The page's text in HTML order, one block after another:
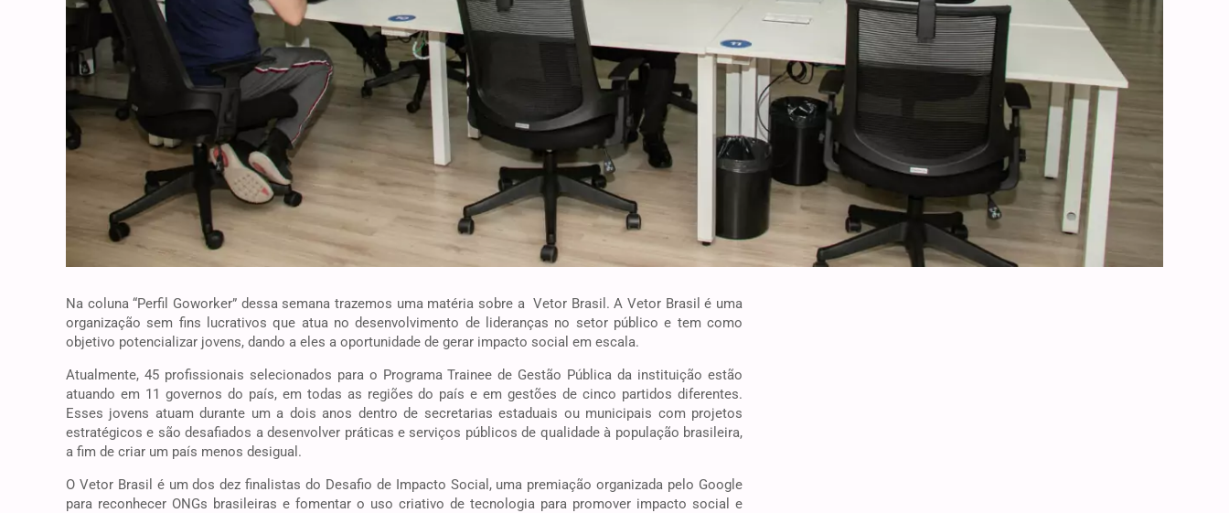
Na coluna “Perfil Goworker” dessa semana trazemos uma matéria sobre a Vetor Brasil. A Vetor Brasil é uma
organização sem fins lucrativos que atua no desenvolvimento de lideranças no setor público e tem como
objetivo potencializar jovens, dando a eles a oportunidade de gerar impacto social em escala.
Atualmente, 45 profissionais selecionados para o Programa Trainee de Gestão Pública da instituição estão
atuando em 11 governos do país, em todas as regiões do país e em gestões de cinco partidos diferentes.
Esses jovens atuam durante um a dois anos dentro de secretarias estaduais ou municipais com projetos
estratégicos e são desafiados a desenvolver práticas e serviços públicos de qualidade à população brasileira,
a fim de criar um país menos desigual.
O Vetor Brasil é um dos dez finalistas do Desafio de Impacto Social, uma premiação organizada pelo Google
para reconhecer ONGs brasileiras e fomentar o uso criativo de tecnologia para promover impacto social e